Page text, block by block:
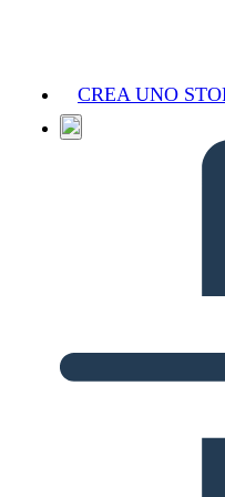
CREA UNO